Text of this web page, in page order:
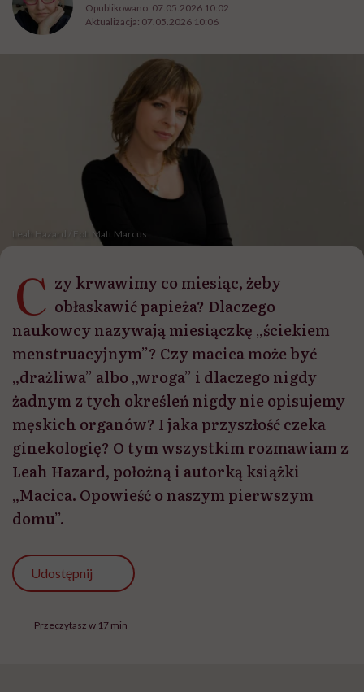
Opublikowano: 07.05.2026 10:02
Aktualizacja: 07.05.2026 10:06
Leah Hazard / Fot. Matt Marcus
C zy krwawimy co miesiąc, żeby
obłaskawić papieża? Dlaczego
naukowcy nazywają miesiączkę „ściekiem
menstruacyjnym”? Czy macica może być
„drażliwa” albo „wroga” i dlaczego nigdy
żadnym z tych określeń nigdy nie opisujemy
męskich organów? I jaka przyszłość czeka
ginekologię? O tym wszystkim rozmawiam z
Leah Hazard, położną i autorką książki
„Macica. Opowieść o naszym pierwszym
domu”.
Udostępnij
Przeczytasz w 17 min